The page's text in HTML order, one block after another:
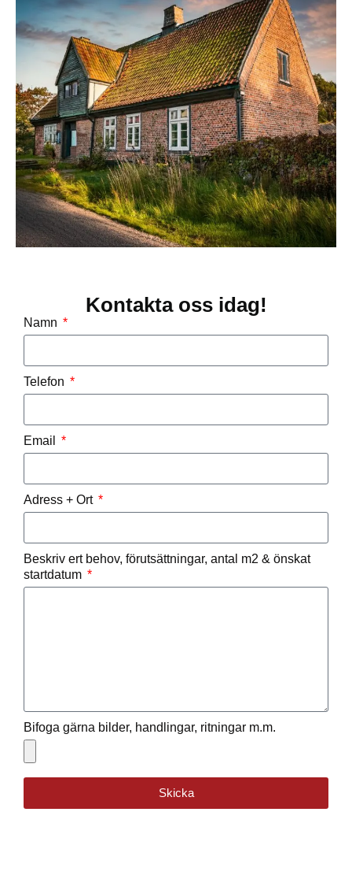
Kontakta oss idag!
Namn
Telefon
Email
Adress + Ort
Beskriv ert behov, förutsättningar, antal m2 & önskat
startdatum
Bifoga gärna bilder, handlingar, ritningar m.m.
Skicka